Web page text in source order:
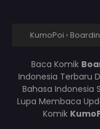
KumoPoi ›
Baca Komik
Indonesia Terbaru
Bahasa Indonesia
Lupa Membaca
Komik